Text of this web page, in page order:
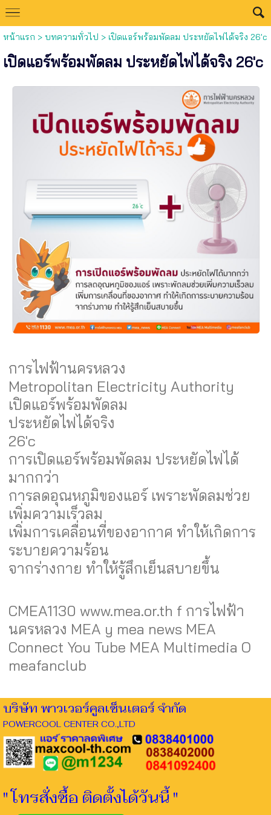
หน้าแรก > บทความทั่วไป > เปิดแอร์พร้อมพัดลม ประหยัดไฟได้จริง 26'c
เปิดแอร์พร้อมพัดลม ประหยัดไฟได้จริง 26'c
การไฟฟ้านครหลวง
Metropolitan Electricity Authority
เปิดแอร์พร้อมพัดลม
ประหยัดไฟได้จริง
26'c
การเปิดแอร์พร้อมพัดลม ประหยัดไฟได้
มากกว่า
การลดอุณหภูมิของแอร์ เพราะพัดลมช่วย
เพิ่มความเร็วลม
เพิ่มการเคลื่อนที่ของอากาศ ทำให้เกิดการ
ระบายความร้อน
จากร่างกาย ทำให้รู้สึกเย็นสบายขึ้น
CMEA1130 www.mea.or.th f การไฟฟ้า
นครหลวง MEA y mea news MEA
Connect You Tube MEA Multimedia O
meafanclub
บริษัท พาวเวอร์คูลเซ็นเตอร์ จำกัด
POWERCOOL CENTER CO.,LTD
" โทรสั่งซื้อ ติดตั้งได้วันนี้ "